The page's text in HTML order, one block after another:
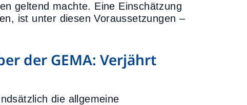
geltend machte. Eine Einschätzung
ist unter diesen Voraussetzungen –
der GEMA: Verjährt
die allgemeine